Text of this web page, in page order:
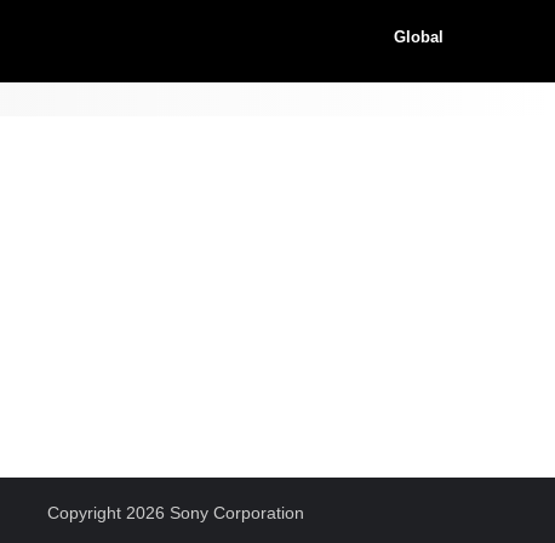
Global
Copyright 2026 Sony Corporation